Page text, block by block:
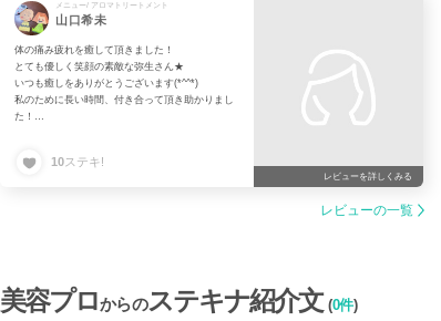
メニュー/ アロマトリートメント
山口希未
体の痛み疲れを癒して頂きました！
とても優しく笑顔の素敵な弥生さん★
いつも癒しをありがとうございます(*^^*)
私のために長い時間、付き合って頂き助かりまし
た！
癒されましたヽ(´∇`)ノ
10ステキ!
レビューを詳しくみる
レビューの一覧
美容プロからのステキナ紹介文(0件)